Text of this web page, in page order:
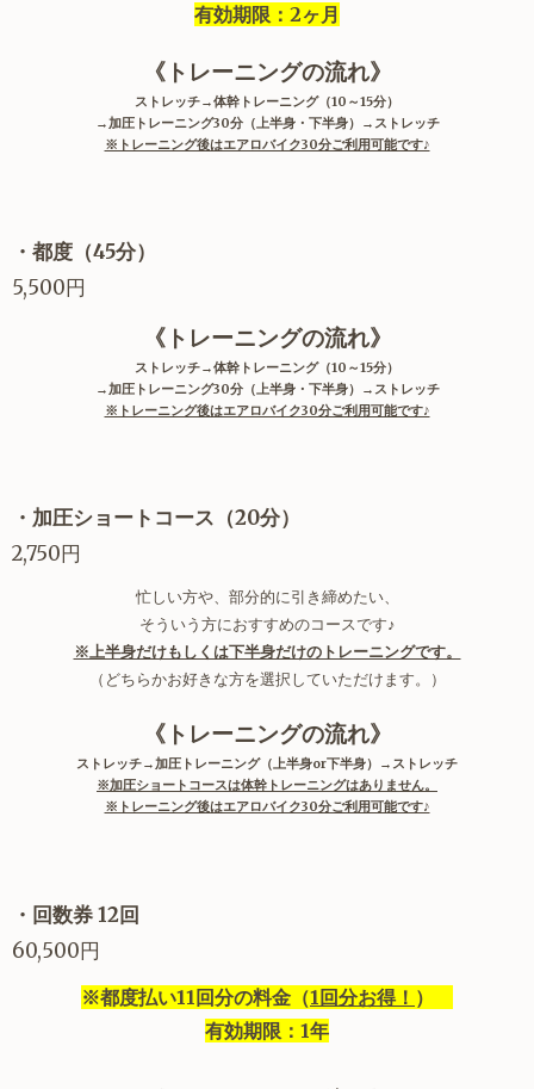
有効期限：2ヶ月
《トレーニングの流れ》
ストレッチ→体幹トレーニング（10～15分）
→加圧トレーニング30分（上半身・下半身）→ストレッチ
※トレーニング後はエアロバイク30分ご利用可能です♪
・都度（45分）
5,500円
《トレーニングの流れ》
ストレッチ→体幹トレーニング（10～15分）
→加圧トレーニング30分（上半身・下半身）→ストレッチ
※トレーニング後はエアロバイク30分ご利用可能です♪
・加圧ショートコース（20分）
2,750円
忙しい方や、部分的に引き締めたい、
そういう方におすすめのコースです♪
※上半身だけもしくは下半身だけのトレーニングです。
（どちらかお好きな方を選択していただけます。）
《トレーニングの流れ》
ストレッチ→加圧トレーニング（上半身or下半身）→ストレッチ
※加圧ショートコースは体幹トレーニングはありません。
※トレーニング後はエアロバイク30分ご利用可能です♪
・回数券 12回
60,500円
※都度払い11回分の料金（1回分お得！ ）
有効期限：1年